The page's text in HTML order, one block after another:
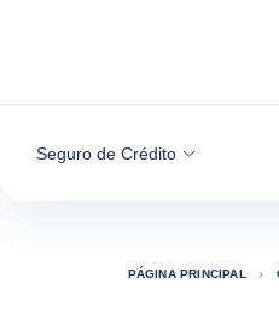
Seguro de Crédito
PÁGINA PRINCIPAL